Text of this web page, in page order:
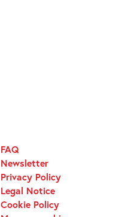
FAQ
Newsletter
Privacy Policy
Legal Notice
Cookie Policy